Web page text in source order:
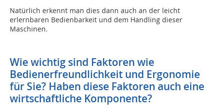
Natürlich erkennt man dies dann auch an der leicht
erlernbaren Bedienbarkeit und dem Handling dieser
Maschinen.
Wie wichtig sind Faktoren wie
Bedienerfreundlichkeit und Ergonomie
für Sie? Haben diese Faktoren auch eine
wirtschaftliche Komponente?